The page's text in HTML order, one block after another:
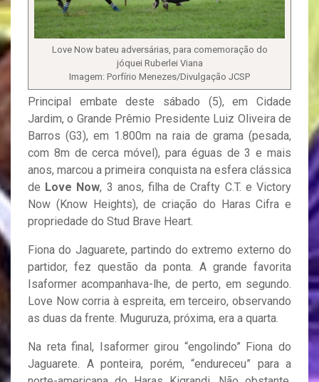
Love Now bateu adversárias, para comemoração do
jóquei Ruberlei Viana
Imagem: Porfírio Menezes/Divulgação JCSP
Principal embate deste sábado (5), em Cidade
Jardim, o Grande Prêmio Presidente Luiz Oliveira de
Barros (G3), em 1.800m na raia de grama (pesada,
com 8m de cerca móvel), para éguas de 3 e mais
anos, marcou a primeira conquista na esfera clássica
de Love Now, 3 anos, filha de Crafty C.T. e Victory
Now (Know Heights), de criação do Haras Cifra e
propriedade do Stud Brave Heart.
Fiona do Jaguarete, partindo do extremo externo do
partidor, fez questão da ponta. A grande favorita
Isaformer acompanhava-lhe, de perto, em segundo.
Love Now corria à espreita, em terceiro, observando
as duas da frente. Muguruza, próxima, era a quarta.
Na reta final, Isaformer girou “engolindo” Fiona do
Jaguarete. A ponteira, porém, “endureceu” para a